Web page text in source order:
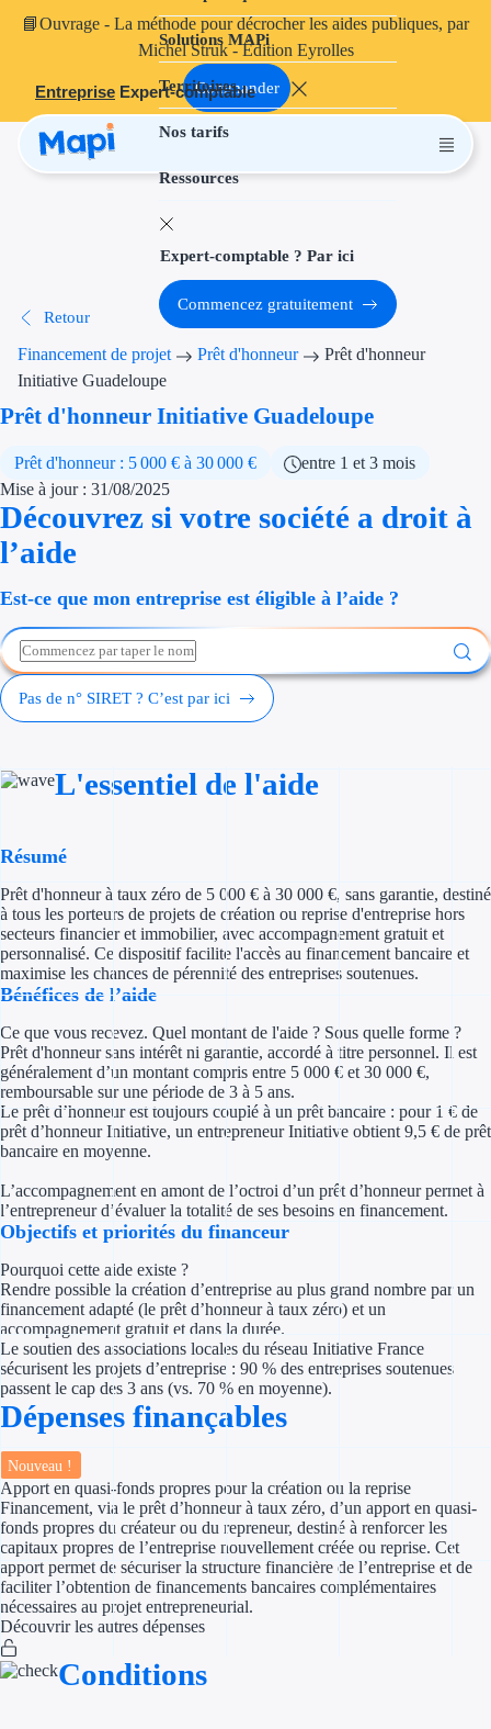
📘Ouvrage - La méthode pour décrocher les aides publiques, par
Michel Struk - Édition Eyrolles
Commander
Entreprise Expert-comptable
Solutions MAPi
Territoires
Nos tarifs
Ressources
Projets finançables
Aides à
Aides
Thématiques
Financement
Transition
Économies
Création
Aides sans
Subventions
Réduction des
Investir dans
Aides Fiscales et
Exonération
Appel à projet
Avance
Expert-comptable ? Par ici
Commencez gratuitement
Retour
Financement de projet Prêt d'honneur
Prêt d'honneur
Initiative Guadeloupe
Prêt d'honneur Initiative Guadeloupe
Prêt d'honneur : 5 000 € à 30 000 €
entre 1 et 3 mois
Mise à jour : 31/08/2025
Découvrez si votre société a droit à
l’aide
Est-ce que mon entreprise est éligible à l’aide ?
Pas de n° SIRET ? C’est par ici
L'essentiel de l'aide
Résumé
Prêt d'honneur à taux zéro de 5 000 € à 30 000 €, sans garantie, destiné
à tous les porteurs de projets de création ou reprise d'entreprise hors
secteurs financier et immobilier, avec accompagnement gratuit et
personnalisé. Ce dispositif facilite l'accès au financement bancaire et
maximise les chances de pérennité des entreprises soutenues.
Bénéfices de l’aide
Ce que vous recevez. Quel montant de l'aide ? Sous quelle forme ?
Prêt d'honneur sans intérêt ni garantie, accordé à titre personnel. Il est
généralement d’un montant compris entre 5 000 € et 30 000 €,
remboursable sur une période de 3 à 5 ans.
Le prêt d’honneur est toujours couplé à un prêt bancaire : pour 1 € de
prêt d’honneur Initiative, un entrepreneur Initiative obtient 9,5 € de prêt
bancaire en moyenne.
L’accompagnement en amont de l’octroi d’un prêt d’honneur permet à
l’entrepreneur d’évaluer la totalité de ses besoins en financement.
Objectifs et priorités du financeur
Pourquoi cette aide existe ?
Rendre possible la création d’entreprise au plus grand nombre par un
financement adapté (le prêt d’honneur à taux zéro) et un
accompagnement gratuit et dans la durée.
Le soutien des associations locales du réseau Initiative France
sécurisent les projets d’entreprise : 90 % des entreprises soutenues
passent le cap des 3 ans (vs. 70 % en moyenne).
Dépenses finançables
Nouveau !
Apport en quasi-fonds propres pour la création ou la reprise
Financement, via le prêt d’honneur à taux zéro, d’un apport en quasi-
fonds propres du créateur ou du repreneur, destiné à renforcer les
capitaux propres de l’entreprise nouvellement créée ou reprise. Cet
apport permet de sécuriser la structure financière de l’entreprise et de
faciliter l’obtention de financements bancaires complémentaires
nécessaires au projet entrepreneurial.
Découvrir les autres dépenses
Conditions